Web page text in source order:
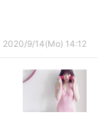
2020/9/14(Mo) 14:12